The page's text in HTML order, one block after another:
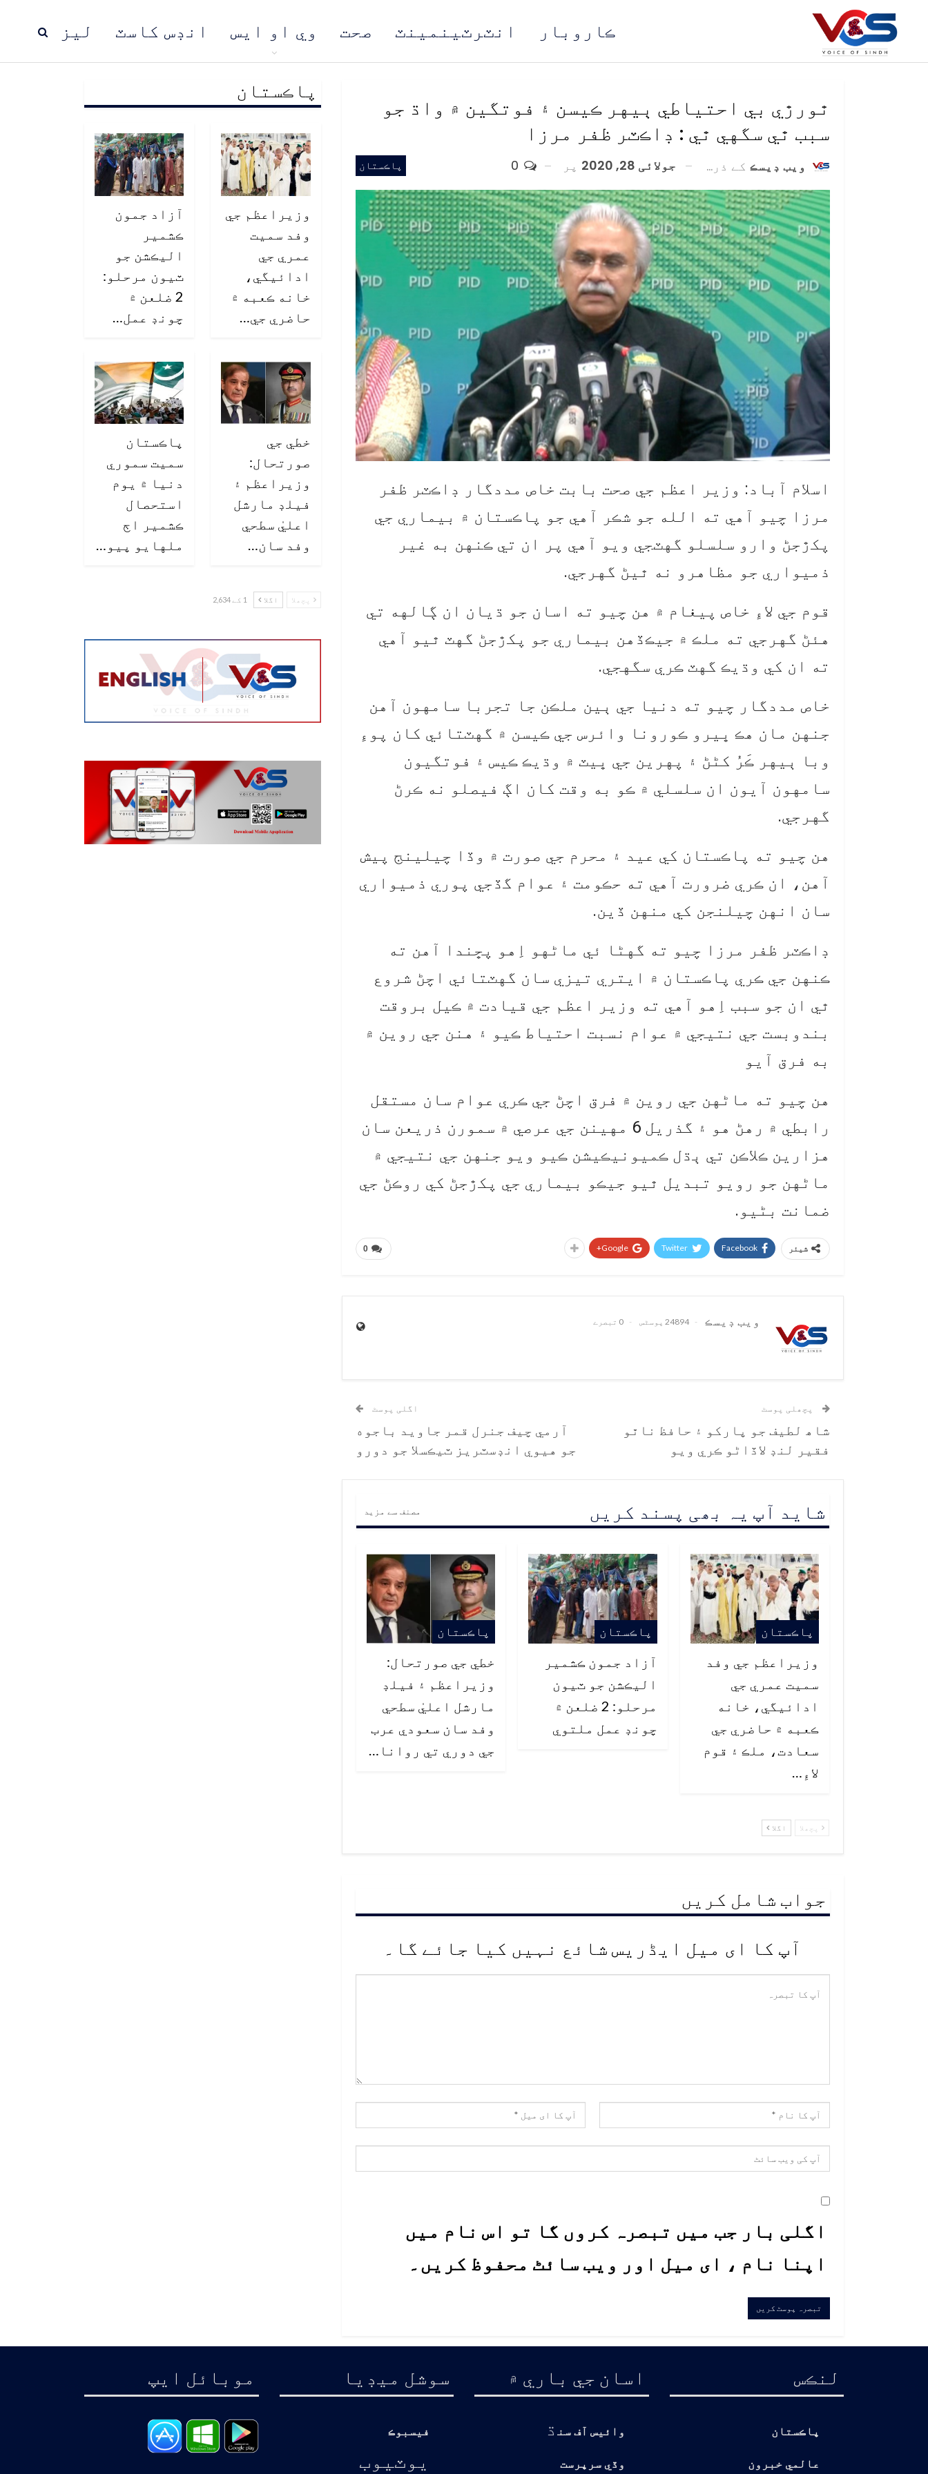
ليز انڊس کاسٽ وي او ايس صحت انٽرٽينمينٽ ڪاروبار
پاڪستان مُنڍ
ٿورڙي بي احتياطي ٻيهر ڪيسن ۽ فوتگين ۾ واڌ جو
سبب ٿي سگهي ٿي : ڊاڪٽر ظفر مرزا
پاڪستان ويب ڊيسڪ کے ذریعہ جولائی 28, 2020 پر
اسلام آباد: وزير اعظم جي صحت بابت خاص مددگار ڊاڪٽر ظفر
مرزا چيو آهي ته الله جو شڪر آهي جو پاڪستان ۾ بيماري جي
پکڙجڻ وارو سلسلو گهٽجي ويو آهي پر ان تي ڪنهن به غير
ذميواري جو مظاهرو نه ٿيڻ گهرجي.
قوم جي لاءِ خاص پيغام ۾ هن چيو ته اسان جو ڌيان ان ڳالهه تي
هئڻ گهرجي ته ملڪ ۾ جيڪڏهن بيماري جو پکڙجڻ گهٽ ٿيو آهي
ته ان کي وڌيڪ گهٽ ڪري سگهجي.
خاص مددگار چيو ته دنيا جي ٻين ملڪن جا تجربا سامهون آهن
جنهن مان هڪ ڀيرو ڪورونا وائرس جي ڪيسن ۾ گهٽتائي کان پوءِ
وبا ٻيهر ڪَرُ کڻڻ ۽ پهرين جي ڀيٽ ۾ وڌيڪ ڪيس ۽ فوتگيون
سامهون آيون ان سلسلي ۾ ڪو به وقت کان اڳ فيصلو نه ڪرڻ
گهرجي.
هن چيو ته پاڪستان کي عيد ۽ محرم جي صورت ۾ وڏا چيلينج پيش
آهن، ان ڪري ضرورت آهي ته حڪومت ۽ عوام گڏجي پوري ذميواري
سان انهن چيلنجن کي منهن ڏين.
ڊاڪٽر ظفر مرزا چيو ته گهڻا ئي ماڻهو اِهو پڇندا آهن ته
ڪنهن جي ڪري پاڪستان ۾ ايتري تيزي سان گهٽتائي اچڻ شروع
ٿي ان جو سبب اِهو آهي ته وزير اعظم جي قيادت ۾ ڪيل بروقت
بندوبست جي نتيجي ۾ عوام نسبت احتياط ڪيو ۽ هنن جي روين ۾
به فرق آيو
هن چيو ته ماڻهن جي روين ۾ فرق اچڻ جي ڪري عوام سان مستقل
رابطي ۾ رهڻ هو ۽ گذريل 6 مهينن جي عرصي ۾ سمورن ذريعن سان
هزارين ڪلاڪن تي ٻڌل ڪميونيڪيشن ڪيو ويو جنهن جي نتيجي ۾
ماڻهن جو رويو تبديل ٿيو جيڪو بيماري جي پکڙجڻ کي روڪڻ جي
ضمانت بڻيو.
0 شیئر Facebook
Twitter
Google+
ويب ڊيسڪ 24894 پوسٹس 0 تبصرے
پچھلی پوسٹ
شاھ لطيف جو پارکو ۽ حافظ ناٿو
فقير لنڊ لاڏاڻو ڪري ويو
اگلی پوسٹ
آرمي چيف جنرل قمر جاويد باجوه
جو هيوي انڊسٽريز ٽيڪسلا جو دورو
شاید آپ یہ بھی پسند کریں مصنف سے مزید
پاڪستان
وزيراعظم جي وفد
سميت عمري جي
ادائيگي، خانه
ڪعبه ۾ حاضري جي
سعادت، ملڪ ۽ قوم
لاءِ…
پاڪستان
آزاد جمون ڪشمير
اليڪشن جو ٽيون
مرحلو: 2 ضلعن ۾
چونڊ عمل ملتوي
پاڪستان
خطي جي صورتحال:
وزيراعظم ۽ فيلڊ
مارشل اعليٰ سطحي
وفد سان سعودي عرب
جي دوري تي روانا…
پچھلا اگلا
جواب شامل کریں
آپ کا ای میل ایڈریس شائع نہیں کیا جائے گا۔
اگلی بار جب میں تبصرہ کروں گا تو اس نام میں
اپنا نام ، ای میل اور ویب سائٹ محفوظ کریں۔
پاڪستان
وزيراعظم جي
وفد سميت
عمري جي
ادائيگي،
خانه ڪعبه ۾
حاضري جي…
آزاد جمون
ڪشمير
اليڪشن جو
ٽيون مرحلو:
2 ضلعن ۾
چونڊ عمل…
خطي جي
صورتحال:
وزيراعظم ۽
فيلڊ مارشل
اعليٰ سطحي
وفد سان…
پاڪستان
سميت سموري
دنيا ۾ يوم
استحصال
ڪشمير اڄ
ملهايو پيو…
پچھلا اگلا 1 کے 2,634
لنڪس
پاڪستان
عالمي خبرون
اسان جي باري ۾
وائيس آف سن ڌ
وڏي سرپرست
سوشل ميڊيا
فيسبوڪ
يوٽيوب
موبائل ايپ